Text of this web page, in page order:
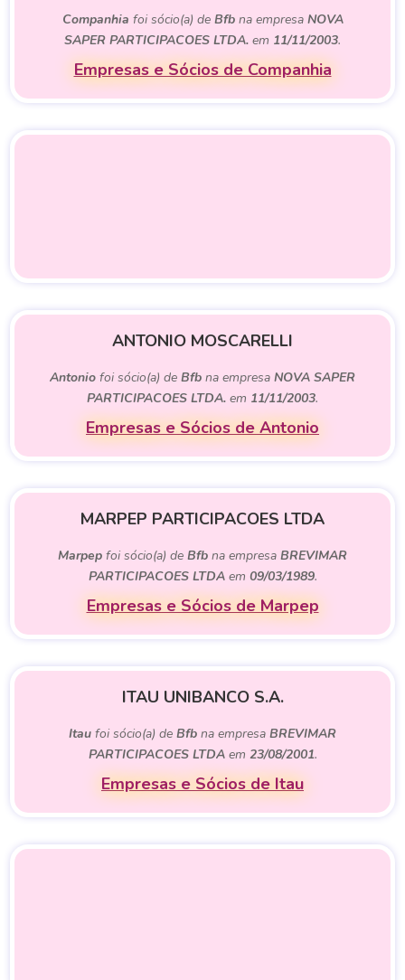
Companhia foi sócio(a) de Bfbna empresa NOVA
SAPER PARTICIPACOES LTDA. em 11/11/2003.
Empresas e Sócios de Companhia
ANTONIO MOSCARELLI
Antonio foi sócio(a) de Bfb na empresa NOVA SAPER
PARTICIPACOES LTDA. em 11/11/2003.
Empresas e Sócios de Antonio
MARPEP PARTICIPACOES LTDA
Marpep foi sócio(a) de Bfb na empresa BREVIMAR
PARTICIPACOES LTDAem 09/03/1989.
Empresas e Sócios de Marpep
ITAU UNIBANCO S.A.
Itau foi sócio(a) de Bfb na empresa BREVIMAR
PARTICIPACOES LTDAem 23/08/2001.
Empresas e Sócios de Itau